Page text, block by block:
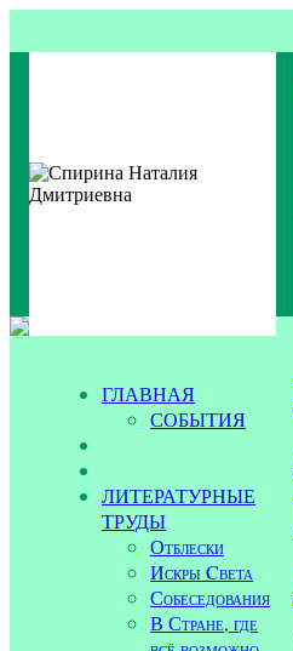
ГЛАВНАЯ
СОБЫТИЯ
ЛИТЕРАТУРНЫЕ
ТРУДЫ
Отблески
Искры Cвета
Собеседования
В Стране, где